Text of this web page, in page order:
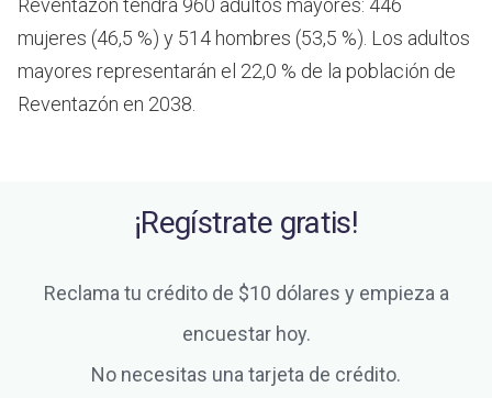
Reventazón tendrá 960 adultos mayores: 446
mujeres (46,5 %) y 514 hombres (53,5 %). Los adultos
mayores representarán el 22,0 % de la población de
Reventazón en 2038.
¡Regístrate gratis!
Reclama tu crédito de $10 dólares y empieza a
encuestar hoy.
No necesitas una tarjeta de crédito.